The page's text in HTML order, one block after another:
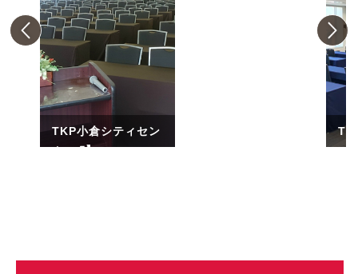
TKP小倉シティセン
ター
ァ